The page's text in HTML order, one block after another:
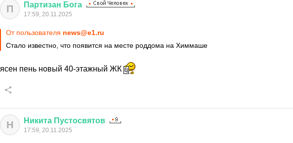
П Партизан Бога
17:59, 20.11.2025
От пользователя news@e1.ru
Стало известно, что появится на месте роддома на Химмаше
ясен пень новый 40-этажный ЖК
Н Никита Пустосвятов
17:59, 20.11.2025